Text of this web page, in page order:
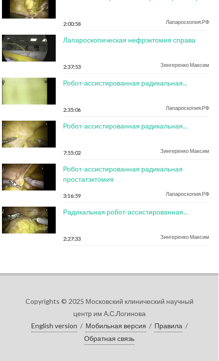
2:00:58 Лапароскопия.РФ
Лапароскопическая нефрэктомия справа
2:37:53 Зингеренко Максим
Робот-ассистированная радикальная...
2:35:06 Лапароскопия.РФ
Робот-ассистированная радикальная...
7:55:02 Зингеренко Максим
Робот-ассистированная радикальная
простатэктомия
3:16:59 Лапароскопия.РФ
Радикальная робот-ассистированная...
2:27:33 Зингеренко Максим
Copyrights © 2025 Московский клинический научный
центр им А.С.Логинова
English version / Мобильная версия / Правила /
Обратная связь